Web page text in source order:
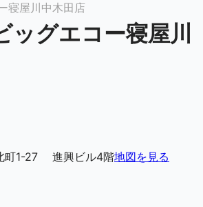
寝屋川中木田店
ッグエコー寝屋川
町1-27 進興ビル4階地図を見る